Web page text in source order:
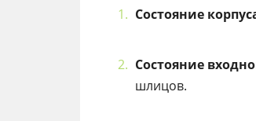
Состояние
Состояние
шлицов.